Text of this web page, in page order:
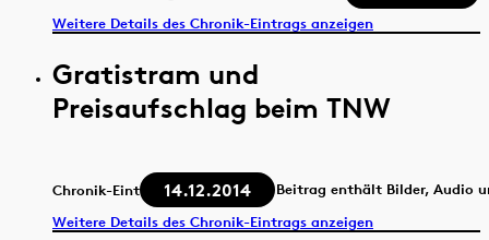
Weitere Details des Chronik-Eintrags anzeigen
Gratistram und
Preisaufschlag beim TNW
Chronik-Eintrag 14.12.2014
Beitrag enthält Bilder, Audio
Weitere Details des Chronik-Eintrags anzeigen